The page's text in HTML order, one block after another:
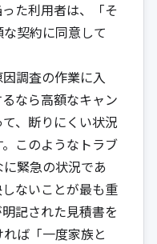
た利用者は、「そ
契約に同意して
調査の作業に入
なら高額なキャン
、断りにくい状況
このようなトラブ
緊急の状況であ
ないことが最も重
記された見積書を
ば「一度家族と